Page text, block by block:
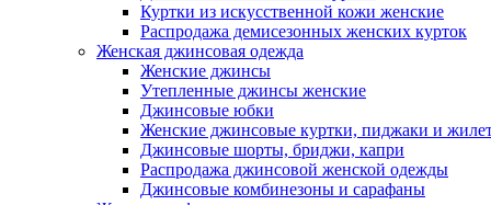
Куртки из искусственной кожи женские
Распродажа демисезонных женских курток
Женская джинсовая одежда
Женские джинсы
Утепленные джинсы женские
Джинсовые юбки
Женские джинсовые куртки, пиджаки и
Джинсовые шорты, бриджи, капри
Распродажа джинсовой женской одежды
Джинсовые комбинезоны и сарафаны